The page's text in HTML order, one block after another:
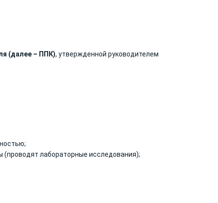
(далее – ППК), утвержденной руководителем
(проводят лабораторные исследования);